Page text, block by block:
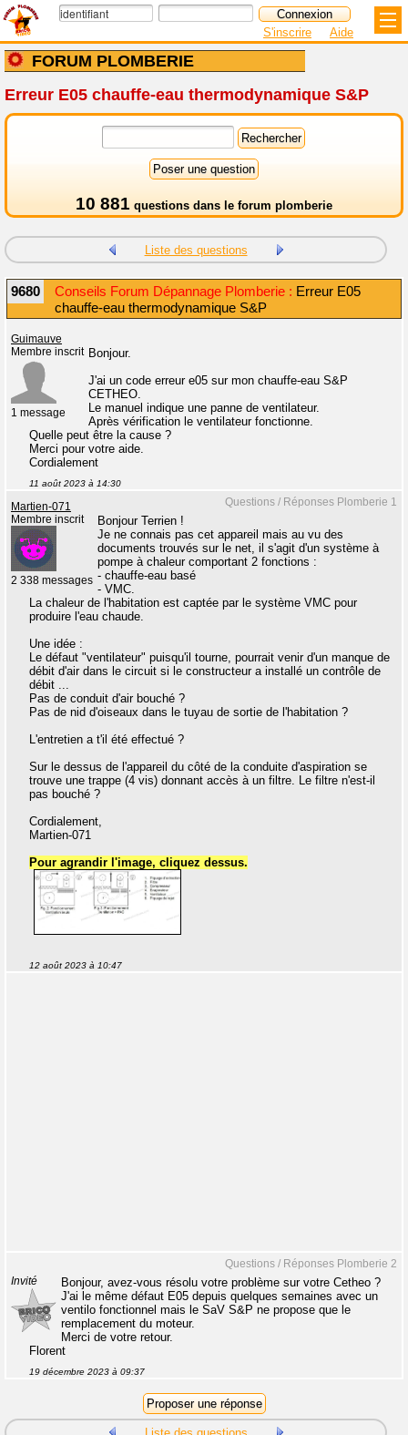
FORUM PLOMBERIE
S'inscrire Aide
Erreur E05 chauffe-eau thermodynamique S&P
10 881 questions dans le forum plomberie
Liste des questions
9680 Conseils Forum Dépannage Plomberie : Erreur E05
chauffe-eau thermodynamique S&P
Guimauve
Membre inscrit
1 message
Bonjour.
J'ai un code erreur e05 sur mon chauffe-eau S&P
CETHEO.
Le manuel indique une panne de ventilateur.
Après vérification le ventilateur fonctionne.
Quelle peut être la cause ?
Merci pour votre aide.
Cordialement
11 août 2023 à 14:30
Questions / Réponses Plomberie 1
Martien-071
Membre inscrit
2 338 messages
Bonjour Terrien !
Je ne connais pas cet appareil mais au vu des
documents trouvés sur le net, il s'agit d'un système à
pompe à chaleur comportant 2 fonctions :
- chauffe-eau basé
- VMC.
La chaleur de l'habitation est captée par le système VMC pour
produire l'eau chaude.
Une idée :
Le défaut "ventilateur" puisqu'il tourne, pourrait venir d'un manque de
débit d'air dans le circuit si le constructeur a installé un contrôle de
débit ...
Pas de conduit d'air bouché ?
Pas de nid d'oiseaux dans le tuyau de sortie de l'habitation ?
L'entretien a t'il été effectué ?
Sur le dessus de l'appareil du côté de la conduite d'aspiration se
trouve une trappe (4 vis) donnant accès à un filtre. Le filtre n'est-il
pas bouché ?
Cordialement,
Martien-071
Pour agrandir l'image, cliquez dessus.
12 août 2023 à 10:47
Questions / Réponses Plomberie 2
Invité
Bonjour, avez-vous résolu votre problème sur votre Cetheo ?
J'ai le même défaut E05 depuis quelques semaines avec un
ventilo fonctionnel mais le SaV S&P ne propose que le
remplacement du moteur.
Merci de votre retour.
Florent
19 décembre 2023 à 09:37